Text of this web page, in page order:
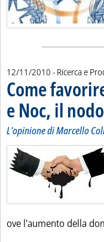
12/11/2010 - Ricerca e
Come
e Noc, il
L'opinione di Marcello
ove l'aumento della